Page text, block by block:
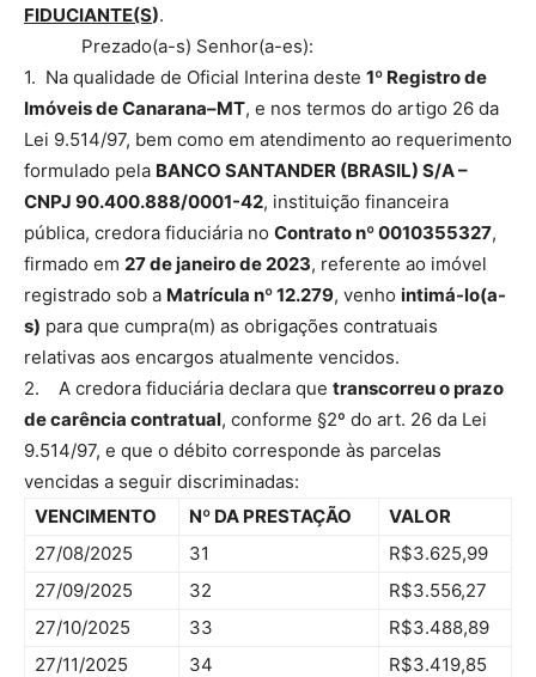
FIDUCIANTE(S).
Prezado(a-s) Senhor(a-es):
1. Na qualidade de Oficial Interina deste 1º Registro de
Imóveis de Canarana–MT, e nos termos do artigo 26 da
Lei 9.514/97, bem como em atendimento ao requerimento
formulado pela BANCO SANTANDER (BRASIL) S/A –
CNPJ 90.400.888/0001-42, instituição financeira
pública, credora fiduciária no Contrato nº 0010355327,
firmado em 27 de janeiro de 2023, referente ao imóvel
registrado sob a Matrícula nº 12.279, venho intimá-lo(a-
s) para que cumpra(m) as obrigações contratuais
relativas aos encargos atualmente vencidos.
2. A credora fiduciária declara que transcorreu o prazo
de carência contratual, conforme §2º do art. 26 da Lei
9.514/97, e que o débito corresponde às parcelas
vencidas a seguir discriminadas:
VENCIMENTO
Nº DA PRESTAÇÃO
VALOR
27/08/2025
31
R$3.625,99
27/09/2025
32
R$3.556,27
27/10/2025
33
R$3.488,89
27/11/2025
34 R$3.419,85